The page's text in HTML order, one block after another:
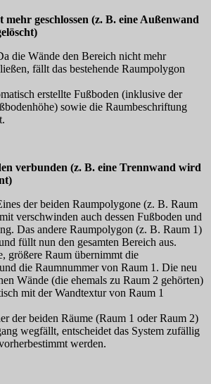
geschlossen (z. B. eine Außenwand
die Wände den Bereich nicht mehr
fällt das bestehende Raumpolygon
erstellte Fußboden (inklusive der
sowie die Raumbeschriftung
verbunden (z. B. eine Trennwand wird
der beiden Raumpolygone (z. B. Raum
verschwinden auch dessen Fußboden und
Das andere Raumpolygon (z. B. Raum 1)
füllt nun den gesamten Bereich aus.
größere Raum übernimmt die
die Raumnummer von Raum 1. Die neu
Wände (die ehemals zu Raum 2 gehörten)
mit der Wandtextur von Raum 1
der beiden Räume (Raum 1 oder Raum 2)
wegfällt, entscheidet das System zufällig
werden.